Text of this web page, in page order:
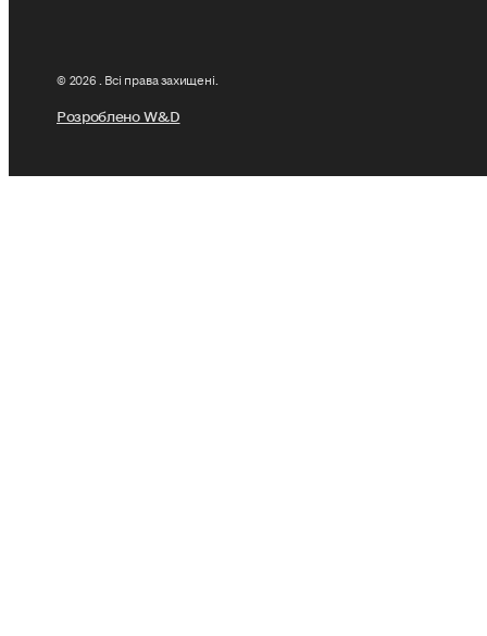
© 2026 . Всі права захищені.
Розроблено W&D